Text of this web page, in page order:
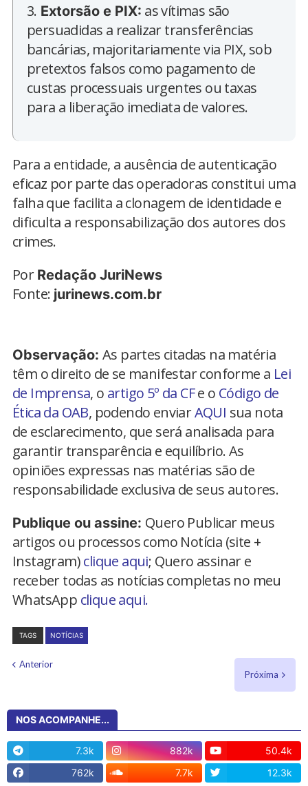
3. Extorsão e PIX: as vítimas são
persuadidas a realizar transferências
bancárias, majoritariamente via PIX, sob
pretextos falsos como pagamento de
custas processuais urgentes ou taxas
para a liberação imediata de valores.
Para a entidade, a ausência de autenticação
eficaz por parte das operadoras constitui uma
falha que facilita a clonagem de identidade e
dificulta a responsabilização dos autores dos
crimes.
PorRedação JuriNews
Fonte: jurinews.com.br
Observação: As partes citadas na matéria
têm o direito de se manifestar conforme a Lei
de Imprensa, o artigo 5º da CFe o Código de
Ética da OAB, podendo enviarAQUI sua nota
de esclarecimento, que será analisada para
garantir transparência e equilíbrio. As
opiniões expressas nas matérias são de
responsabilidade exclusiva de seus autores.
Publique ou assine: Quero Publicar meus
artigos ou processos como Notícia (site +
Instagram)clique aqui; Quero assinar e
receber todas as notícias completas no meu
WhatsApp clique aqui.
TAGS NOTÍCIAS
Anterior
Próxima
NOS ACOMPANHE...
7.3k 882k
50.4k
762k
7.7k 12.3k